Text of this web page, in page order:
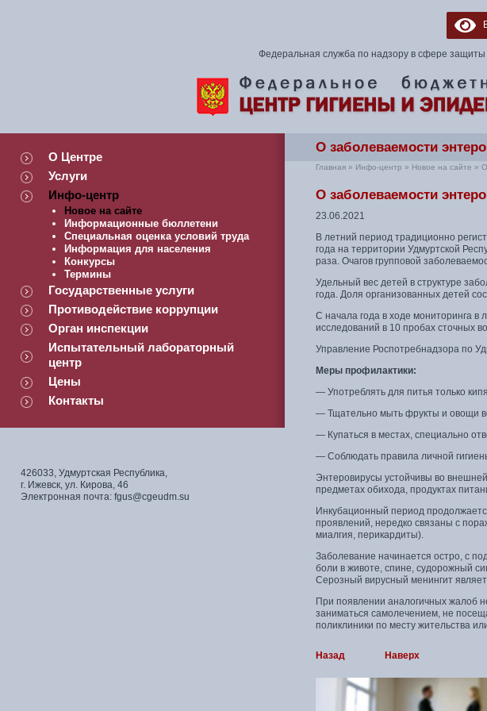
Федеральная служба по надзору в сфере защиты
О Центре
Услуги
Инфо-центр
Новое на сайте
Информационные бюллетени
Специальная оценка условий труда
Информация для населения
Конкурсы
Термины
Государственные услуги
Противодействие коррупции
Орган инспекции
Испытательный лабораторный
центр
Цены
Контакты
426033, Удмуртская Республика,
г. Ижевск, ул. Кирова, 46
Электронная почта: fgus@cgeudm.su
О заболеваемости
Главная » Инфо-центр » Новое на сайте »
О заболеваемости
23.06.2021
В летний период традиционно
года на территории Удмуртской
раза. Очагов групповой
Удельный вес детей в структуре
года. Доля организованных детей
С начала года в ходе мониторинга в
исследований в 10 пробах сточных
Управление Роспотребнадзора по
Меры профилактики:
— Употреблять для питья только
— Тщательно мыть фрукты и овощи
— Купаться в местах, специально
— Соблюдать правила личной
Энтеровирусы устойчивы во
предметах обихода, продуктах
Инкубационный период
проявлений, нередко связаны с
миалгия, перикардиты).
Заболевание начинается остро, с
боли в животе, спине, судорожный
Серозный вирусный менингит
При появлении аналогичных жалоб
заниматься самолечением, не
поликлиники по месту жительства
Назад Наверх